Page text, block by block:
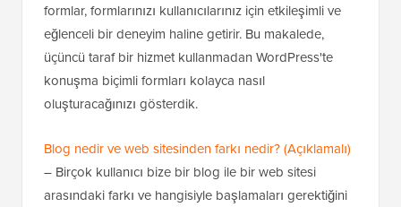
formlar, formlarınızı kullanıcılarınız için etkileşimli ve
eğlenceli bir deneyim haline getirir. Bu makalede,
üçüncü taraf bir hizmet kullanmadan WordPress'te
konuşma biçimli formları kolayca nasıl
oluşturacağınızı gösterdik.
Blog nedir ve web sitesinden farkı nedir? (Açıklamalı)
– Birçok kullanıcı bize bir blog ile bir web sitesi
arasındaki farkı ve hangisiyle başlamaları gerektiğini